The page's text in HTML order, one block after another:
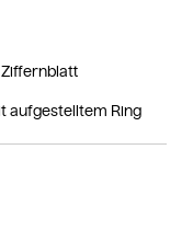
aufgestelltem Ring